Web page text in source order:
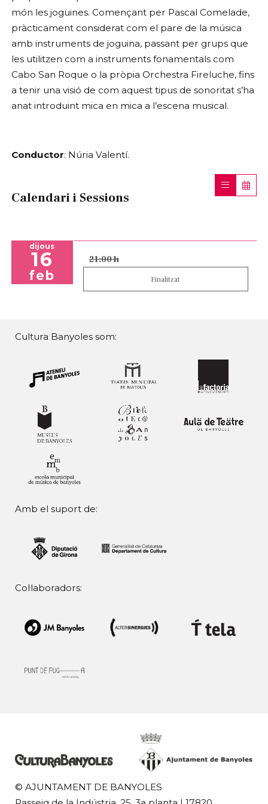
món les joguines. Començant per Pascal Comelade,
pràcticament considerat com el pare de la música
amb instruments de joguina, passant per grups que
les utilitzen com a instruments fonamentals com
Cabo San Roque o la pròpia Orchestra Fireluche, fins
a tenir una visió de com aquest tipus de sonoritat s’ha
anat introduint mica en mica a l’escena musical.
Conductor: Núria Valentí.
Calendari i Sessions
dijous
16
feb
21:00 h
Finalitzat
Cultura Banyoles som:
Amb el suport de:
Col·laboradors:
© AJUNTAMENT DE BANYOLES